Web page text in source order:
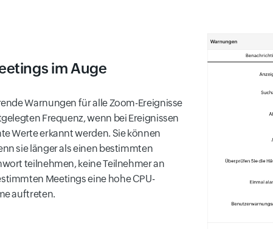
im Auge
Warnungen für alle Zoom-Ereignisse
Frequenz, wenn bei Ereignissen
Werte erkannt werden. Sie können
sie länger als einen bestimmten
teilnehmen, keine Teilnehmer an
Meetings eine hohe CPU-
auftreten.